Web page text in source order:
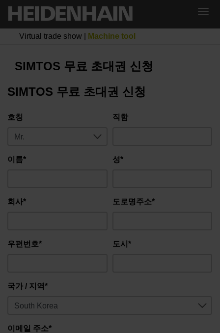
Virtual trade show Machine tool
SIMTOS 무료 초대권 신청
SIMTOS 무료 초대권 신청
호칭 직함
이름* 성*
회사* 도로명주소*
우편번호* 도시*
국가 / 지역*
이메일 주소*